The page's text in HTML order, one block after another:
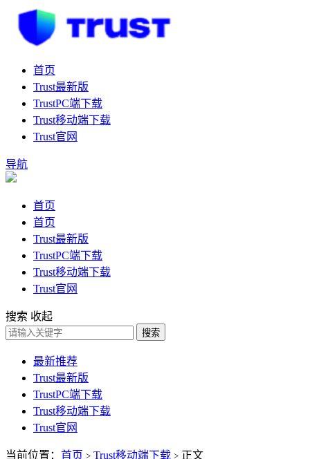
首页
Trust最新版
TrustPC端下载
Trust移动端下载
Trust官网
导航
首页
首页
Trust最新版
TrustPC端下载
Trust移动端下载
Trust官网
搜索 收起
搜索
最新推荐
Trust最新版
TrustPC端下载
Trust移动端下载
Trust官网
当前位置： 首页 > Trust移动端下载 > 正文